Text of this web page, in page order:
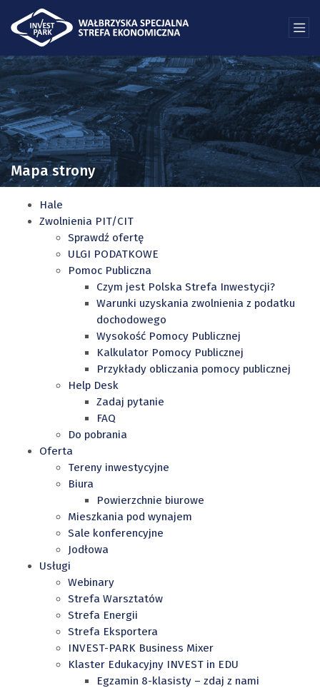
Mapa strony
Hale
Zwolnienia PIT/CIT
Sprawdź ofertę
ULGI PODATKOWE
Pomoc Publiczna
Czym jest Polska Strefa Inwestycji?
Warunki uzyskania zwolnienia z podatku
dochodowego
Wysokość Pomocy Publicznej
Kalkulator Pomocy Publicznej
Przykłady obliczania pomocy publicznej
Help Desk
Zadaj pytanie
FAQ
Do pobrania
Oferta
Tereny inwestycyjne
Biura
Powierzchnie biurowe
Mieszkania pod wynajem
Sale konferencyjne
Jodłowa
Usługi
Webinary
Strefa Warsztatów
Strefa Energii
Strefa Eksportera
INVEST-PARK Business Mixer
Klaster Edukacyjny INVEST in EDU
Egzamin 8-klasisty – zdaj z nami